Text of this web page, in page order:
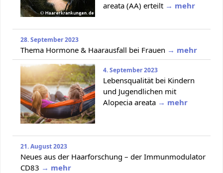
areata (AA) erteilt → mehr
28. September 2023
Thema Hormone & Haarausfall bei Frauen → mehr
4. September 2023
Lebensqualität bei Kindern
und Jugendlichen mit
Alopecia areata → mehr
21. August 2023
Neues aus der Haarforschung – der Immunmodulator
CD83 → mehr